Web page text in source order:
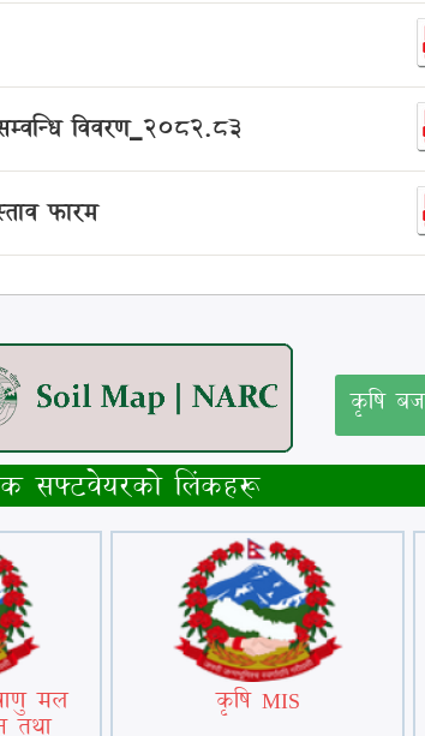
सम्वन्धि विवरण_2082.83
फारम
कृषि
सफ्टवेयरको लिंकहरू
मल
तथा
कृषि MIS